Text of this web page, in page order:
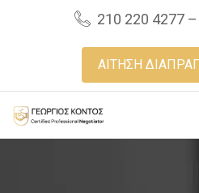
210 220 4277
ΑΙΤΗΣΗ